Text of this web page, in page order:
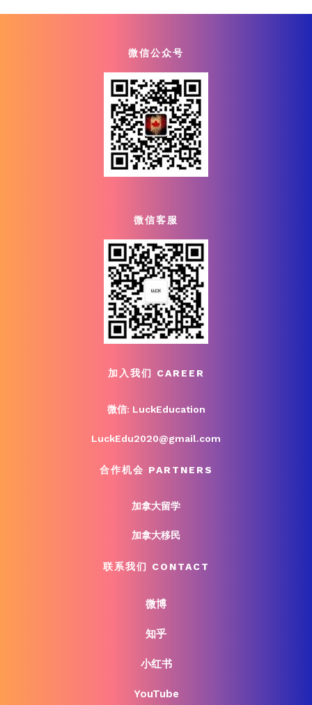
微信公众号
微信客服
加入我们 CAREER
微信: LuckEducation
LuckEdu2020@gmail.com
合作机会 PARTNERS
加拿大留学
加拿大移民
联系我们 CONTACT
微博
知乎
小红书
YouTube